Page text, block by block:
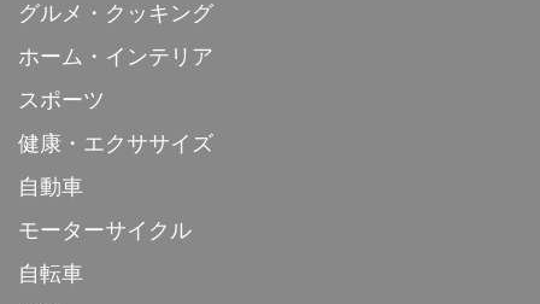
グルメ・クッキング
ホーム・インテリア
スポーツ
健康・エクササイズ
自動車
モーターサイクル
自転車